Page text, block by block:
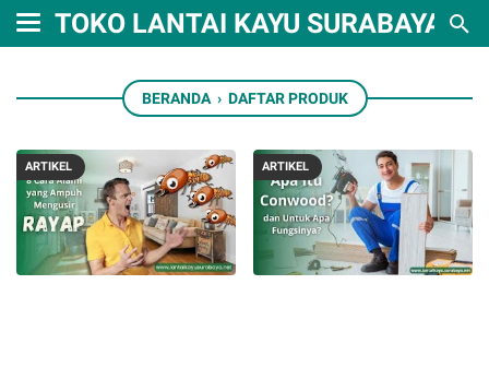
TOKO LANTAI KAYU SURABAYA
BERANDA › DAFTAR PRODUK
ARTIKEL ARTIKEL